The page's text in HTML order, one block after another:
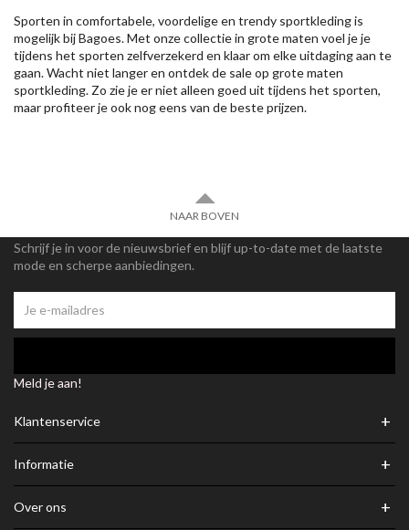
Sporten in comfortabele, voordelige en trendy sportkleding is
mogelijk bij Bagoes. Met onze collectie in grote maten voel je je
tijdens het sporten zelfverzekerd en klaar om elke uitdaging aan te
gaan. Wacht niet langer en ontdek de sale op grote maten
sportkleding. Zo zie je er niet alleen goed uit tijdens het sporten,
maar profiteer je ook nog eens van de beste prijzen.
NAAR BOVEN
Schrijf je in voor de nieuwsbrief en blijf up-to-date met de laatste
mode en scherpe aanbiedingen.
Meld je aan!
Klantenservice +
Informatie +
Over ons +